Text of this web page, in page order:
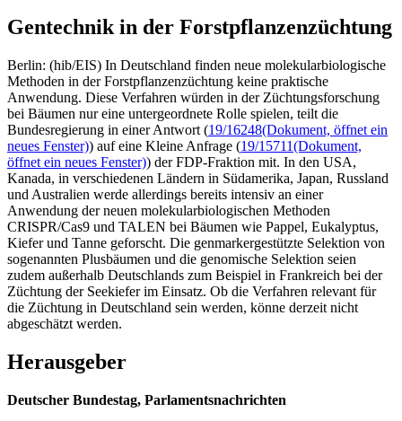
Gentechnik in der Forstpflanzenzüchtung
Berlin: (hib/EIS) In Deutschland finden neue molekularbiologische
Methoden in der Forstpflanzenzüchtung keine praktische
Anwendung. Diese Verfahren würden in der Züchtungsforschung
bei Bäumen nur eine untergeordnete Rolle spielen, teilt die
Bundesregierung in einer Antwort (19/16248(Dokument, öffnet ein
neues Fenster)) auf eine Kleine Anfrage (19/15711(Dokument,
öffnet ein neues Fenster)) der FDP-Fraktion mit. In den USA,
Kanada, in verschiedenen Ländern in Südamerika, Japan, Russland
und Australien werde allerdings bereits intensiv an einer
Anwendung der neuen molekularbiologischen Methoden
CRISPR/Cas9 und TALEN bei Bäumen wie Pappel, Eukalyptus,
Kiefer und Tanne geforscht. Die genmarkergestützte Selektion von
sogenannten Plusbäumen und die genomische Selektion seien
zudem außerhalb Deutschlands zum Beispiel in Frankreich bei der
Züchtung der Seekiefer im Einsatz. Ob die Verfahren relevant für
die Züchtung in Deutschland sein werden, könne derzeit nicht
abgeschätzt werden.
Herausgeber
Deutscher Bundestag, Parlamentsnachrichten